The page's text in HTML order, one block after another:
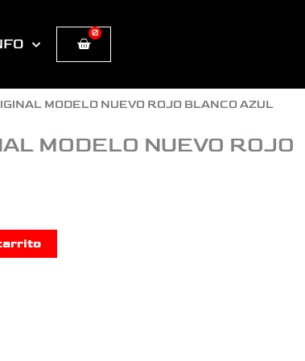
0
Cart
MODELO NUEVO ROJO BLANCO AZUL
MODELO NUEVO ROJO